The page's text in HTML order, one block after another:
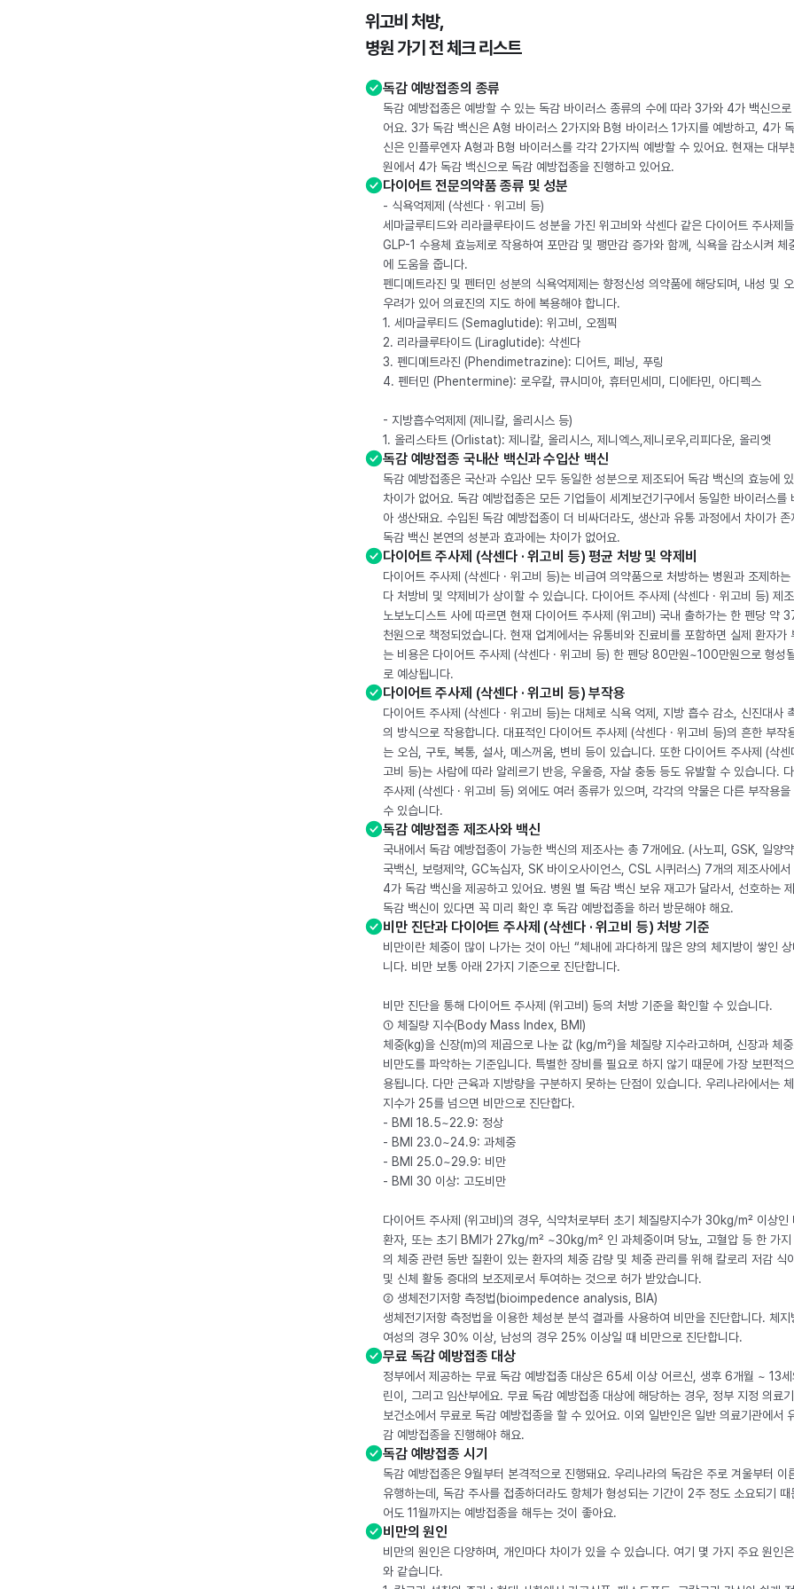
위고비 처방,
병원 가기 전 체크 리스트
독감 예방접종의 종류
독감 예방접종은 예방할 수 있는 독감 바이러스 종류의 수에 따라 3가와 4가 백신으로
어요. 3가 독감 백신은 A형 바이러스 2가지와 B형 바이러스 1가지를 예방하고, 4가
신은 인플루엔자 A형과 B형 바이러스를 각각 2가지씩 예방할 수 있어요. 현재는 대부
원에서 4가 독감 백신으로 독감 예방접종을 진행하고 있어요.
다이어트 전문의약품 종류 및 성분
- 식욕억제제 (삭센다 · 위고비 등)
세마글루티드와 리라클루타이드 성분을 가진 위고비와 삭센다 같은 다이어트 주사제
GLP-1 수용체 효능제로 작용하여 포만감 및 팽만감 증가와 함께, 식욕을 감소시켜 체
에 도움을 줍니다.
펜디메트라진 및 펜터민 성분의 식욕억제제는 향정신성 의약품에 해당되며, 내성 및
우려가 있어 의료진의 지도 하에 복용해야 합니다.
1. 세마글루티드 (Semaglutide): 위고비, 오젬픽
2. 리라클루타이드 (Liraglutide): 삭센다
3. 펜디메트라진 (Phendimetrazine): 디어트, 페닝, 푸링
4. 펜터민 (Phentermine): 로우칼, 큐시미아, 휴터민세미, 디에타민, 아디펙스
- 지방흡수억제제 (제니칼, 올리시스 등)
1. 올리스타트 (Orlistat): 제니칼, 올리시스, 제니엑스,제니로우,리피다운, 올리엣
독감 예방접종 국내산 백신과 수입산 백신
독감 예방접종은 국산과 수입산 모두 동일한 성분으로 제조되어 독감 백신의 효능에
차이가 없어요. 독감 예방접종은 모든 기업들이 세계보건기구에서 동일한 바이러스를
아 생산돼요. 수입된 독감 예방접종이 더 비싸더라도, 생산과 유통 과정에서 차이가 존
독감 백신 본연의 성분과 효과에는 차이가 없어요.
다이어트 주사제 (삭센다 · 위고비 등) 평균 처방 및 약제비
다이어트 주사제 (삭센다 · 위고비 등)는 비급여 의약품으로 처방하는 병원과 조제하는
다 처방비 및 약제비가 상이할 수 있습니다. 다이어트 주사제 (삭센다 · 위고비 등) 제
노보노디스트 사에 따르면 현재 다이어트 주사제 (위고비) 국내 출하가는 한 펜당 약
천원으로 책정되었습니다. 현재 업계에서는 유통비와 진료비를 포함하면 실제 환자가
는 비용은 다이어트 주사제 (삭센다 · 위고비 등) 한 펜당 80만원~100만원으로 형성
로 예상됩니다.
다이어트 주사제 (삭센다 · 위고비 등) 부작용
다이어트 주사제 (삭센다 · 위고비 등)는 대체로 식욕 억제, 지방 흡수 감소, 신진대사
의 방식으로 작용합니다. 대표적인 다이어트 주사제 (삭센다 · 위고비 등)의 흔한 부작
는 오심, 구토, 복통, 설사, 메스꺼움, 변비 등이 있습니다. 또한 다이어트 주사제 (삭센
고비 등)는 사람에 따라 알레르기 반응, 우울증, 자살 충동 등도 유발할 수 있습니다.
주사제 (삭센다 · 위고비 등) 외에도 여러 종류가 있으며, 각각의 약물은 다른 부작용을
수 있습니다.
독감 예방접종 제조사와 백신
국내에서 독감 예방접종이 가능한 백신의 제조사는 총 7개에요. (사노피, GSK, 일양
국백신, 보령제약, GC녹십자, SK 바이오사이언스, CSL 시퀴러스) 7개의 제조사에서
4가 독감 백신을 제공하고 있어요. 병원 별 독감 백신 보유 재고가 달라서, 선호하는
독감 백신이 있다면 꼭 미리 확인 후 독감 예방접종을 하러 방문해야 해요.
비만 진단과 다이어트 주사제 (삭센다 · 위고비 등) 처방 기준
비만이란 체중이 많이 나가는 것이 아닌 “체내에 과다하게 많은 양의 체지방이 쌓인
니다. 비만 보통 아래 2가지 기준으로 진단합니다.
비만 진단을 통해 다이어트 주사제 (위고비) 등의 처방 기준을 확인할 수 있습니다.
① 체질량 지수(Body Mass Index, BMI)
체중(kg)을 신장(m)의 제곱으로 나눈 값 (kg/m²)을 체질량 지수라고하며, 신장과 체
비만도를 파악하는 기준입니다. 특별한 장비를 필요로 하지 않기 때문에 가장 보편적
용됩니다. 다만 근육과 지방량을 구분하지 못하는 단점이 있습니다. 우리나라에서는
지수가 25를 넘으면 비만으로 진단합다.
- BMI 18.5~22.9: 정상
- BMI 23.0~24.9: 과체중
- BMI 25.0~29.9: 비만
- BMI 30 이상: 고도비만
다이어트 주사제 (위고비)의 경우, 식약처로부터 초기 체질량지수가 30kg/m² 이상인
환자, 또는 초기 BMI가 27kg/m² ~30kg/m² 인 과체중이며 당뇨, 고혈압 등 한 가지
의 체중 관련 동반 질환이 있는 환자의 체중 감량 및 체중 관리를 위해 칼로리 저감 식
및 신체 활동 증대의 보조제로서 투여하는 것으로 허가 받았습니다.
② 생체전기저항 측정법(bioimpedence analysis, BIA)
생체전기저항 측정법을 이용한 체성분 분석 결과를 사용하여 비만을 진단합니다. 체지
여성의 경우 30% 이상, 남성의 경우 25% 이상일 때 비만으로 진단합니다.
무료 독감 예방접종 대상
정부에서 제공하는 무료 독감 예방접종 대상은 65세 이상 어르신, 생후 6개월 ~ 13
린이, 그리고 임산부에요. 무료 독감 예방접종 대상에 해당하는 경우, 정부 지정 의료
보건소에서 무료로 독감 예방접종을 할 수 있어요. 이외 일반인은 일반 의료기관에서
감 예방접종을 진행해야 해요.
독감 예방접종 시기
독감 예방접종은 9월부터 본격적으로 진행돼요. 우리나라의 독감은 주로 겨울부터 이
유행하는데, 독감 주사를 접종하더라도 항체가 형성되는 기간이 2주 정도 소요되기 때
어도 11월까지는 예방접종을 해두는 것이 좋아요.
비만의 원인
비만의 원인은 다양하며, 개인마다 차이가 있을 수 있습니다. 여기 몇 가지 주요 원인
와 같습니다.